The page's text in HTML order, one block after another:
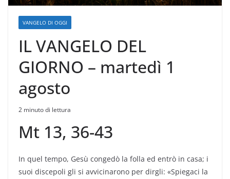
VANGELO DI OGGI
IL VANGELO DEL
GIORNO – martedì 1
agosto
2 minuto di lettura
Mt 13, 36-43
In quel tempo, Gesù congedò la folla ed entrò in casa; i
suoi discepoli gli si avvicinarono per dirgli: «Spiegaci la